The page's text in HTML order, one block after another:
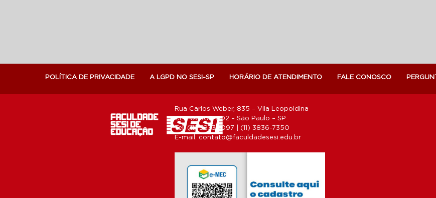
POLÍTICA DE PRIVACIDADE A LGPD NO SESI-SP HORÁRIO DE ATENDIMENTO FALE CONOSCO
Rua Carlos Weber, 835 – Vila Leopoldina
CEP 05303-902 – São Paulo – SP
Tel: (11) 3833-1097 | (11) 3836-7350
E-mail: contato@faculdadesesi.edu.br